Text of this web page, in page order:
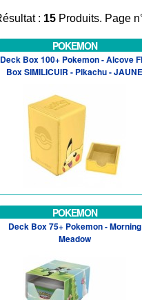
: 15 Produits. Page
POKEMON
Deck Box 100+ Pokemon - Alcove
Box SIMILICUIR - Pikachu - JAUNE
POKEMON
Deck Box 75+ Pokemon - Morning
Meadow